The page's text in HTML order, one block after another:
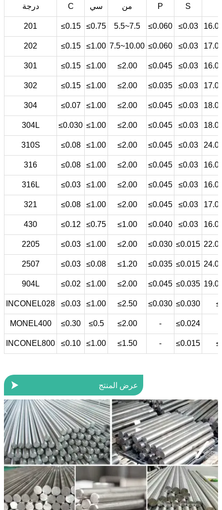
درجة C سي من P S
201 ≤0.15 ≤0.75 5.5~7.5 ≤0.060 ≤0.03
202 ≤0.15 ≤1.00 7.5~10.00 ≤0.060 ≤0.03
301 ≤0.15 ≤1.00 ≤2.00 ≤0.045 ≤0.03
302 ≤0.15 ≤1.00 ≤2.00 ≤0.035 ≤0.03
304 ≤0.07 ≤1.00 ≤2.00 ≤0.045 ≤0.03
304L ≤0.030 ≤1.00 ≤2.00 ≤0.045 ≤0.03
310S ≤0.08 ≤1.00 ≤2.00 ≤0.045 ≤0.03
316 ≤0.08 ≤1.00 ≤2.00 ≤0.045 ≤0.03
316L ≤0.03 ≤1.00 ≤2.00 ≤0.045 ≤0.03
321 ≤0.08 ≤1.00 ≤2.00 ≤0.045 ≤0.03
430 ≤0.12 ≤0.75 ≤1.00 ≤0.040 ≤0.03
2205 ≤0.03 ≤1.00 ≤2.00 ≤0.030 ≤0.015
2507 ≤0.03 ≤0.08 ≤1.20 ≤0.035 ≤0.015
904L ≤0.02 ≤1.00 ≤2.00 ≤0.045 ≤0.035
INCONEL028 ≤0.03 ≤1.00 ≤2.50 ≤0.030 ≤0.030
MONEL400 ≤0.30 ≤0.5 ≤2.00 - ≤0.024
INCONEL800 ≤0.10 ≤1.00 ≤1.50 - ≤0.015
 عرض المنتج